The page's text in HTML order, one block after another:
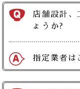
店舗設計、
ょうか?
指定業者は